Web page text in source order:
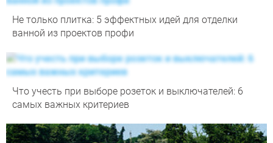
Не только плитка: 5 эффектных идей для отделки
ванной из проектов профи
Что учесть при выборе розеток и выключателей: 6
самых важных критериев